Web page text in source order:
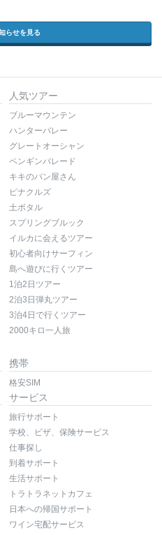
らせを見る
人気ツアー
ブルーマウンテン
ハンターバレー
グレートオーシャン
ペンギンパレード
キキのパン屋さん
ピナクルズ
土ボタル
スプリングブルック
イルカに会えるツアー
初心者向けサーフィン
島へ遊びに行くツアー
1泊2日ツアー
2泊3日弾丸ツアー
3泊4日で行くツアー
2000キロ一人旅
携帯
格安SIM
サービス
旅行サポート
学校、ビザ、保険サービス
仕事探し
到着サポート
生活サポート
トラトラネットカフェ
日本への帰国サポート
ワイン宅配サービス